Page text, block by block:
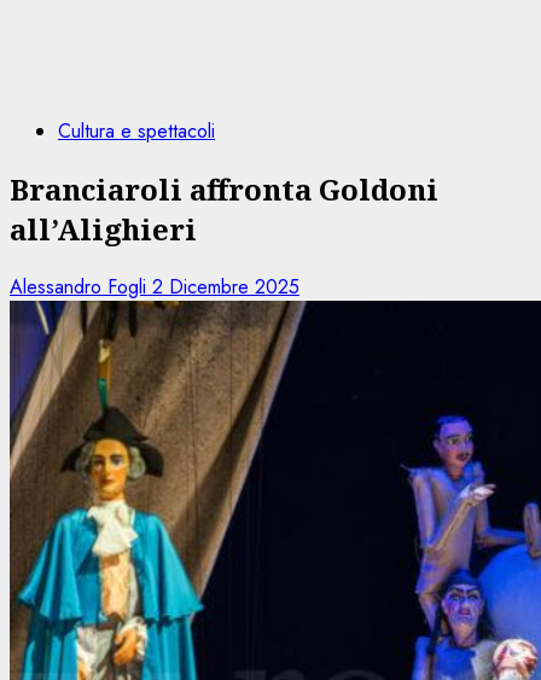
Cultura e spettacoli
Branciaroli affronta Goldoni
all’Alighieri
Alessandro Fogli 2 Dicembre 2025